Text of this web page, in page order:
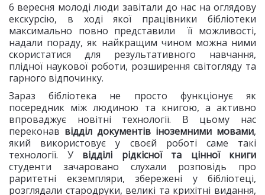
6 вересня молоді люди завітали до нас на оглядову
екскурсію, в ході якої працівники бібліотеки
максимально повно представили її можливості,
надали пораду, як найкращим чином можна ними
скористатися для результативного навчання,
плідної наукової роботи, розширення світогляду та
гарного відпочинку.
Зараз бібліотека не просто функціонує як
посередник між людиною та книгою, а активно
впроваджує новітні технології. В цьому нас
переконав відділ документів іноземними мовами,
який використовує у своєй роботі саме такі
технології. У відділі рідкісної та цінної книги
студенти зачаровано слухали розповідь про
раритетні екземпляри, збережені у бібліотеці,
розглядали стародруки, великі та крихітні видання,